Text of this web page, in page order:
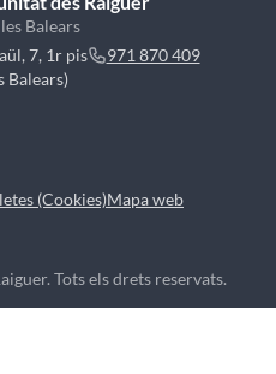
Balears
7, 1r pis
Balears)
971 870 409
(Cookies)Mapa web
Tots els drets reservats.